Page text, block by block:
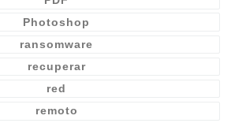
Photoshop
ransomware
recuperar
red
remoto